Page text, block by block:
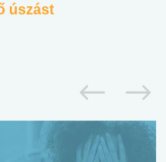
úszást